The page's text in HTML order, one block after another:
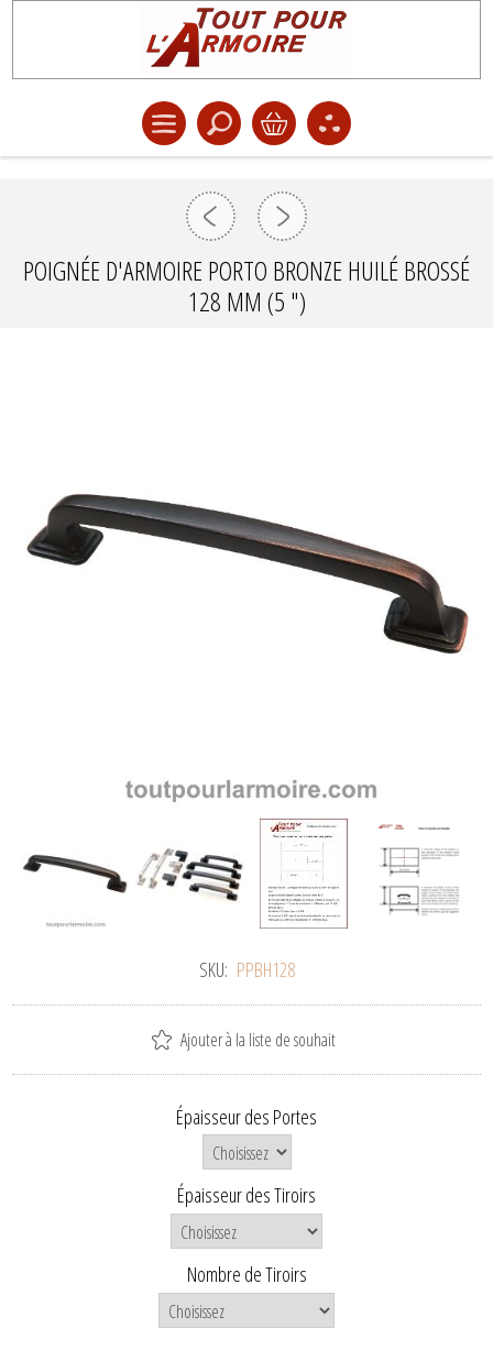
POIGNÉE D'ARMOIRE PORTO BRONZE HUILÉ BROSSÉ
128 MM (5 ")
SKU: PPBH128
Ajouter à la liste de souhait
Épaisseur des Portes
Épaisseur des Tiroirs
Nombre de Tiroirs